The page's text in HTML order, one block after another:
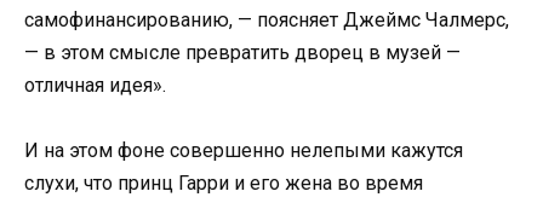
самофинансированию, — поясняет Джеймс Чалмерс,
— в этом смысле превратить дворец в музей —
отличная идея».
И на этом фоне совершенно нелепыми кажутся
слухи, что принц Гарри и его жена во время